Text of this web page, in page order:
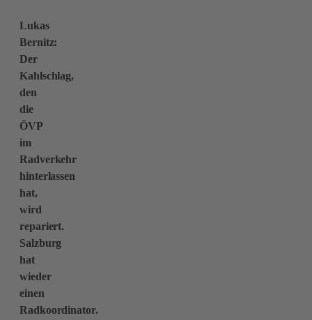
Lukas
Bernitz:
Der
Kahlschlag,
den
die
ÖVP
im
Radverkehr
hinterlassen
hat,
wird
repariert.
Salzburg
hat
wieder
einen
Radkoordinator.